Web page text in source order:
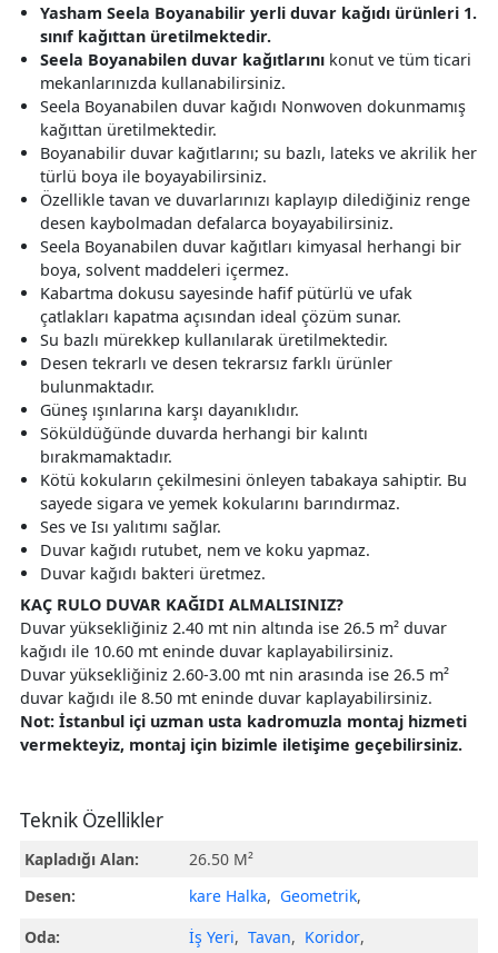
Yasham Seela Boyanabilir yerli duvar kağıdı ürünleri 1.
sınıf kağıttan üretilmektedir.
Seela Boyanabilen duvar kağıtlarını konut ve tüm ticari
mekanlarınızda kullanabilirsiniz.
Seela Boyanabilen duvar kağıdı Nonwoven dokunmamış
kağıttan üretilmektedir.
Boyanabilir duvar kağıtlarını; su bazlı, lateks ve akrilik her
türlü boya ile boyayabilirsiniz.
Özellikle tavan ve duvarlarınızı kaplayıp dilediğiniz renge
desen kaybolmadan defalarca boyayabilirsiniz.
Seela Boyanabilen duvar kağıtları kimyasal herhangi bir
boya, solvent maddeleri içermez.
Kabartma dokusu sayesinde hafif pütürlü ve ufak
çatlakları kapatma açısından ideal çözüm sunar.
Su bazlı mürekkep kullanılarak üretilmektedir.
Desen tekrarlı ve desen tekrarsız farklı ürünler
bulunmaktadır.
Güneş ışınlarına karşı dayanıklıdır.
Söküldüğünde duvarda herhangi bir kalıntı
bırakmamaktadır.
Kötü kokuların çekilmesini önleyen tabakaya sahiptir. Bu
sayede sigara ve yemek kokularını barındırmaz.
Ses ve Isı yalıtımı sağlar.
Duvar kağıdı rutubet, nem ve koku yapmaz.
Duvar kağıdı bakteri üretmez.
KAÇ RULO DUVAR KAĞIDI ALMALISINIZ?
Duvar yüksekliğiniz 2.40 mt nin altında ise 26.5 m² duvar
kağıdı ile 10.60 mt eninde duvar kaplayabilirsiniz.
Duvar yüksekliğiniz 2.60-3.00 mt nin arasında ise 26.5 m²
duvar kağıdı ile 8.50 mt eninde duvar kaplayabilirsiniz.
Not: İstanbul içi uzman usta kadromuzla montaj hizmeti
vermekteyiz, montaj için bizimle iletişime geçebilirsiniz.
Teknik Özellikler
Kapladığı Alan:
26.50 M²
Desen:
kare Halka, Geometrik,
Oda:
İş Yeri, Tavan, Koridor,